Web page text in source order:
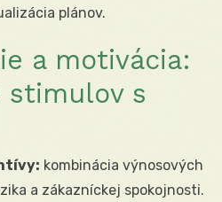
plánov.
a motivácia:
stimulov s
kombinácia výnosových
a zákazníckej spokojnosti.